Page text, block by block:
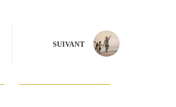
SUIVANT